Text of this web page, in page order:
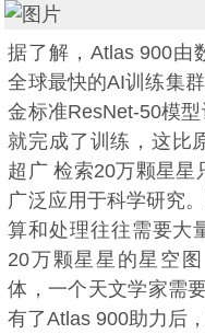
据了解，Atlas 900由
全球最快的AI训练集
金标准ResNet-50模
就完成了训练，这比
超广 检索20万颗星星
广泛应用于科学研究
算和处理往往需要大
20万颗星星的星空
体，一个天文学家需
有了Atlas 900助力后